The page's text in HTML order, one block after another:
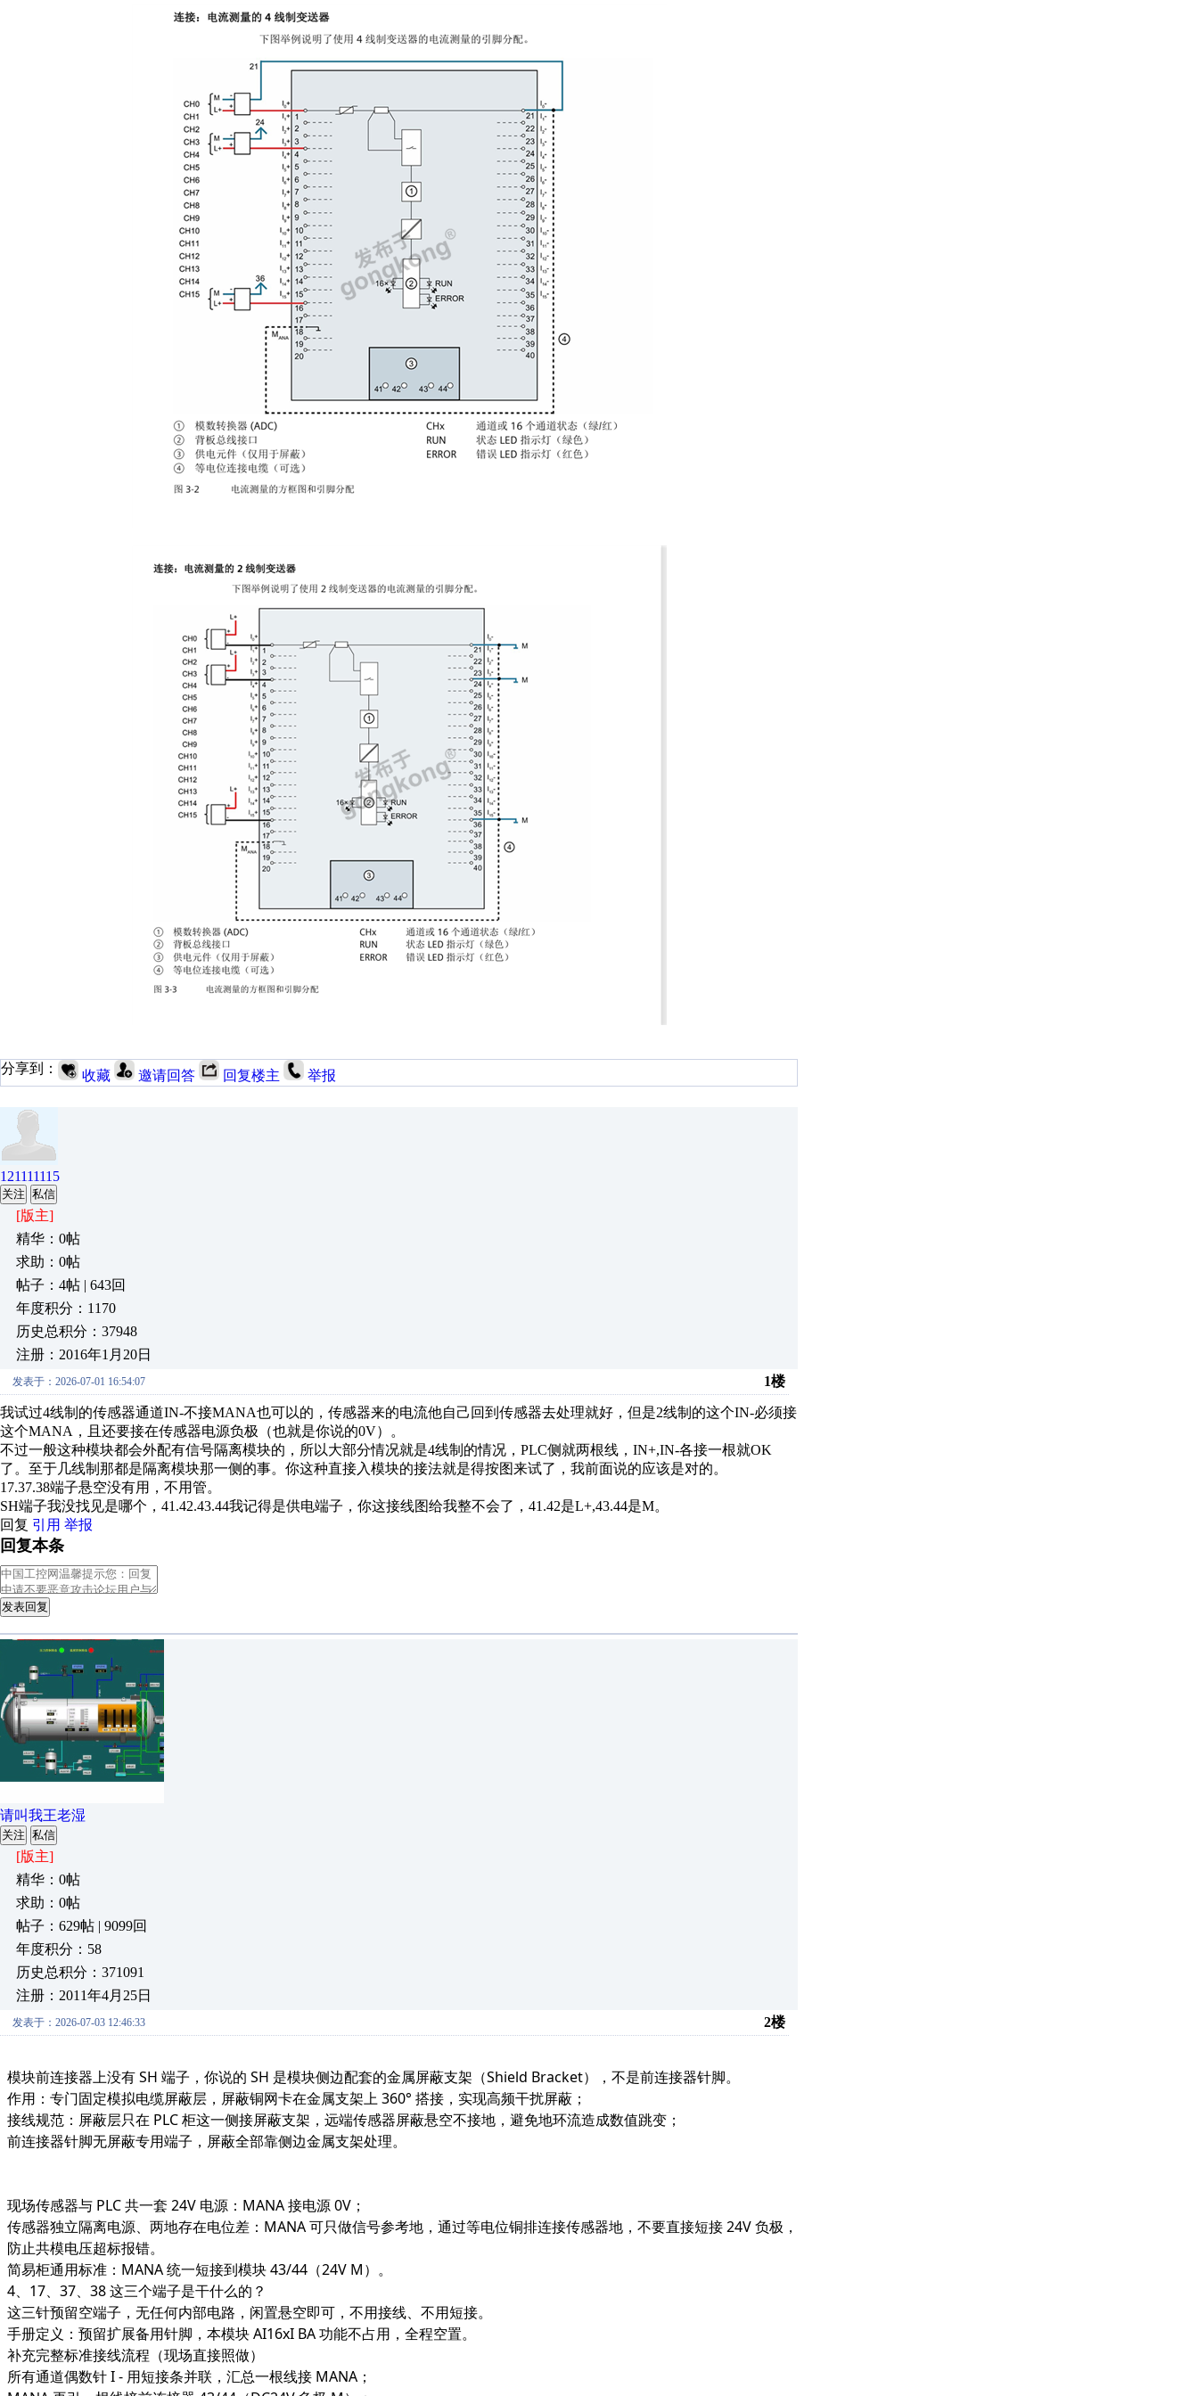
分享到： 收藏 邀请回答 回复楼主 举报
121111115
关注 私信
[版主]
精华：0帖
求助：0帖
帖子：4帖 | 643回
年度积分：1170
历史总积分：37948
注册：2016年1月20日
发表于：2026-07-01 16:54:07 1楼
我试过4线制的传感器通道IN-不接MANA也可以的，传感器来的电流他自己回到传感器去处理就好，但是2线制的这个IN-必须接
这个MANA，且还要接在传感器电源负极（也就是你说的0V）。
不过一般这种模块都会外配有信号隔离模块的，所以大部分情况就是4线制的情况，PLC侧就两根线，IN+,IN-各接一根就OK
了。至于几线制那都是隔离模块那一侧的事。你这种直接入模块的接法就是得按图来试了，我前面说的应该是对的。
17.37.38端子悬空没有用，不用管。
SH端子我没找见是哪个，41.42.43.44我记得是供电端子，你这接线图给我整不会了，41.42是L+,43.44是M。
回复 引用 举报
回复本条
发表回复
请叫我王老湿
关注 私信
[版主]
精华：0帖
求助：0帖
帖子：629帖 | 9099回
年度积分：58
历史总积分：371091
注册：2011年4月25日
发表于：2026-07-03 12:46:33 2楼
模块前连接器上没有 SH 端子 ，你说的 SH 是模块侧边配套的金属屏蔽支架（Shield Bracket）
，不是前连接器针脚。
作用：专门固定模拟电缆屏蔽层， 屏蔽铜网卡在金属支架上 360° 搭接 ，实现高频干扰屏蔽；
接线规范：屏蔽层只在 PLC 柜这一侧接屏蔽支架， 远端传感器屏蔽悬空不接地 ，避免地环流造成数值跳变；
前连接器针脚无屏蔽专用端子，屏蔽全部靠侧边金属支架处理。
现场传感器与 PLC 共一套 24V 电源：MANA 接电源 0V；
传感器独立隔离电源、两地存在电位差：MANA 可只做信号参考地， 通过等电位铜排连接传感器地，不要直接短接 24V 负极 ，
防止共模电压超标报错。
简易柜通用标准：MANA 统一短接到模块 43/44（24V M）。
4、17、37、38 这三个端子是干什么的？
这三针预留空端子，无任何内部电路，闲置悬空即可，不用接线、不用短接。
手册定义：预留扩展备用针脚，本模块 AI16xI BA 功能不占用，全程空置。
补充完整标准接线流程（现场直接照做）
所有通道偶数针 I - 用短接条并联，汇总一根线接 MANA；